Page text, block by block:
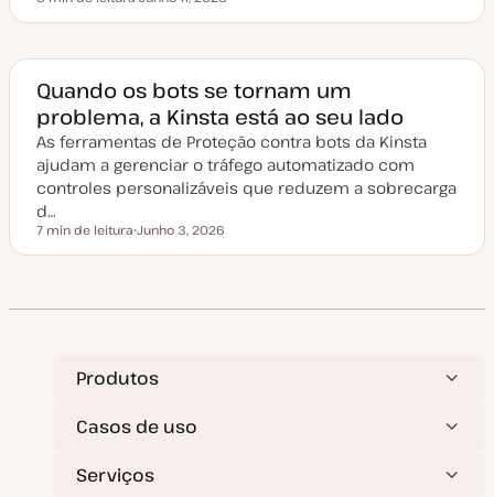
Tempo de leitura
a
a
e
a
t
u
a
i
z
a
ã
Quando os bots se tornam um
problema, a Kinsta está ao seu lado
As ferramentas de Proteção contra bots da Kinsta
ajudam a gerenciar o tráfego automatizado com
controles personalizáveis que reduzem a sobrecarga
d…
Tempo de leitura
7 min de leitura
a
a
l
a
o
Junho 3, 2026
Produtos
Casos de uso
Serviços